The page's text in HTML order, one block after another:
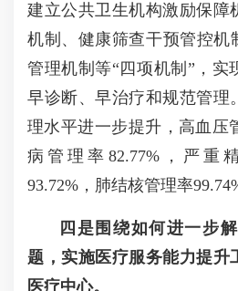
建立公共卫生机构激励保障
机制、健康筛查干预管控机
管理机制等“四项机制 ” ，实
早诊断、早治疗和规范管理
理水平进一步提升，高血压
病管理率 82.77%，严重
93.72% ，肺结核管理率
四是围绕如何进一步
题，实施医疗服务能力提升
医疗中心。